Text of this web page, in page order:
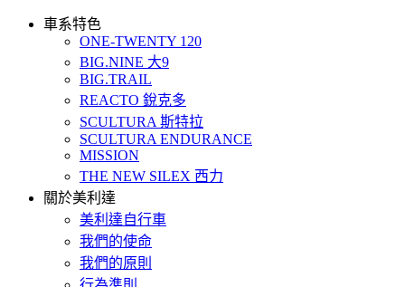
車系特色
ONE-TWENTY 120
BIG.NINE 大9
BIG.TRAIL
REACTO 銳克多
SCULTURA 斯特拉
SCULTURA ENDURANCE
MISSION
THE NEW SILEX 西力
關於美利達
美利達自行車
我們的使命
我們的原則